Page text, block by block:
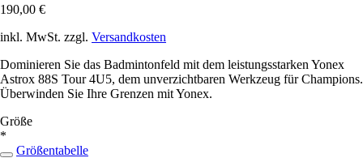
190,00 €
inkl. MwSt. zzgl. Versandkosten
Dominieren Sie das Badmintonfeld mit dem leistungsstarken Yonex
Astrox 88S Tour 4U5, dem unverzichtbaren Werkzeug für Champions.
Überwinden Sie Ihre Grenzen mit Yonex.
Größe
*
Größentabelle